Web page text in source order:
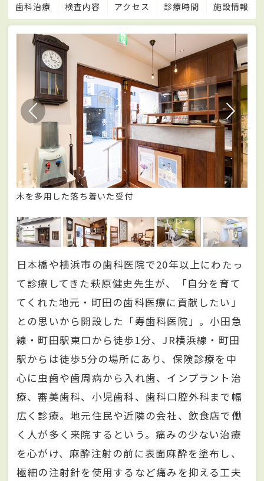
歯科治療 検査内容 アクセス 診療時間 施設情報
木を多用した落ち着いた受付
日本橋や横浜市の歯科医院で20年以上にわたっ
て診療してきた萩原健史先生が、「自分を育て
てくれた地元・町田の歯科医療に貢献したい」
との思いから開設した「寿歯科医院」。小田急
線・町田駅東口から徒歩1分、JR横浜線・町田
駅からは徒歩5分の場所にあり、保険診療を中
心に虫歯や歯周病から入れ歯、インプラント治
療、審美歯科、小児歯科、歯科口腔外科まで幅
広く診療。地元住民や近隣の会社、飲食店で働
く人が多く来院するという。痛みの少ない治療
を心がけ、麻酔注射の前に表面麻酔を塗布し、
極細の注射針を使用するなど痛みを抑える工夫